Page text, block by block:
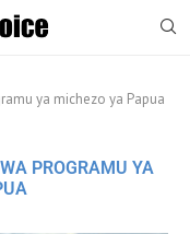
ya michezo ya Papua
PROGRAMU YA